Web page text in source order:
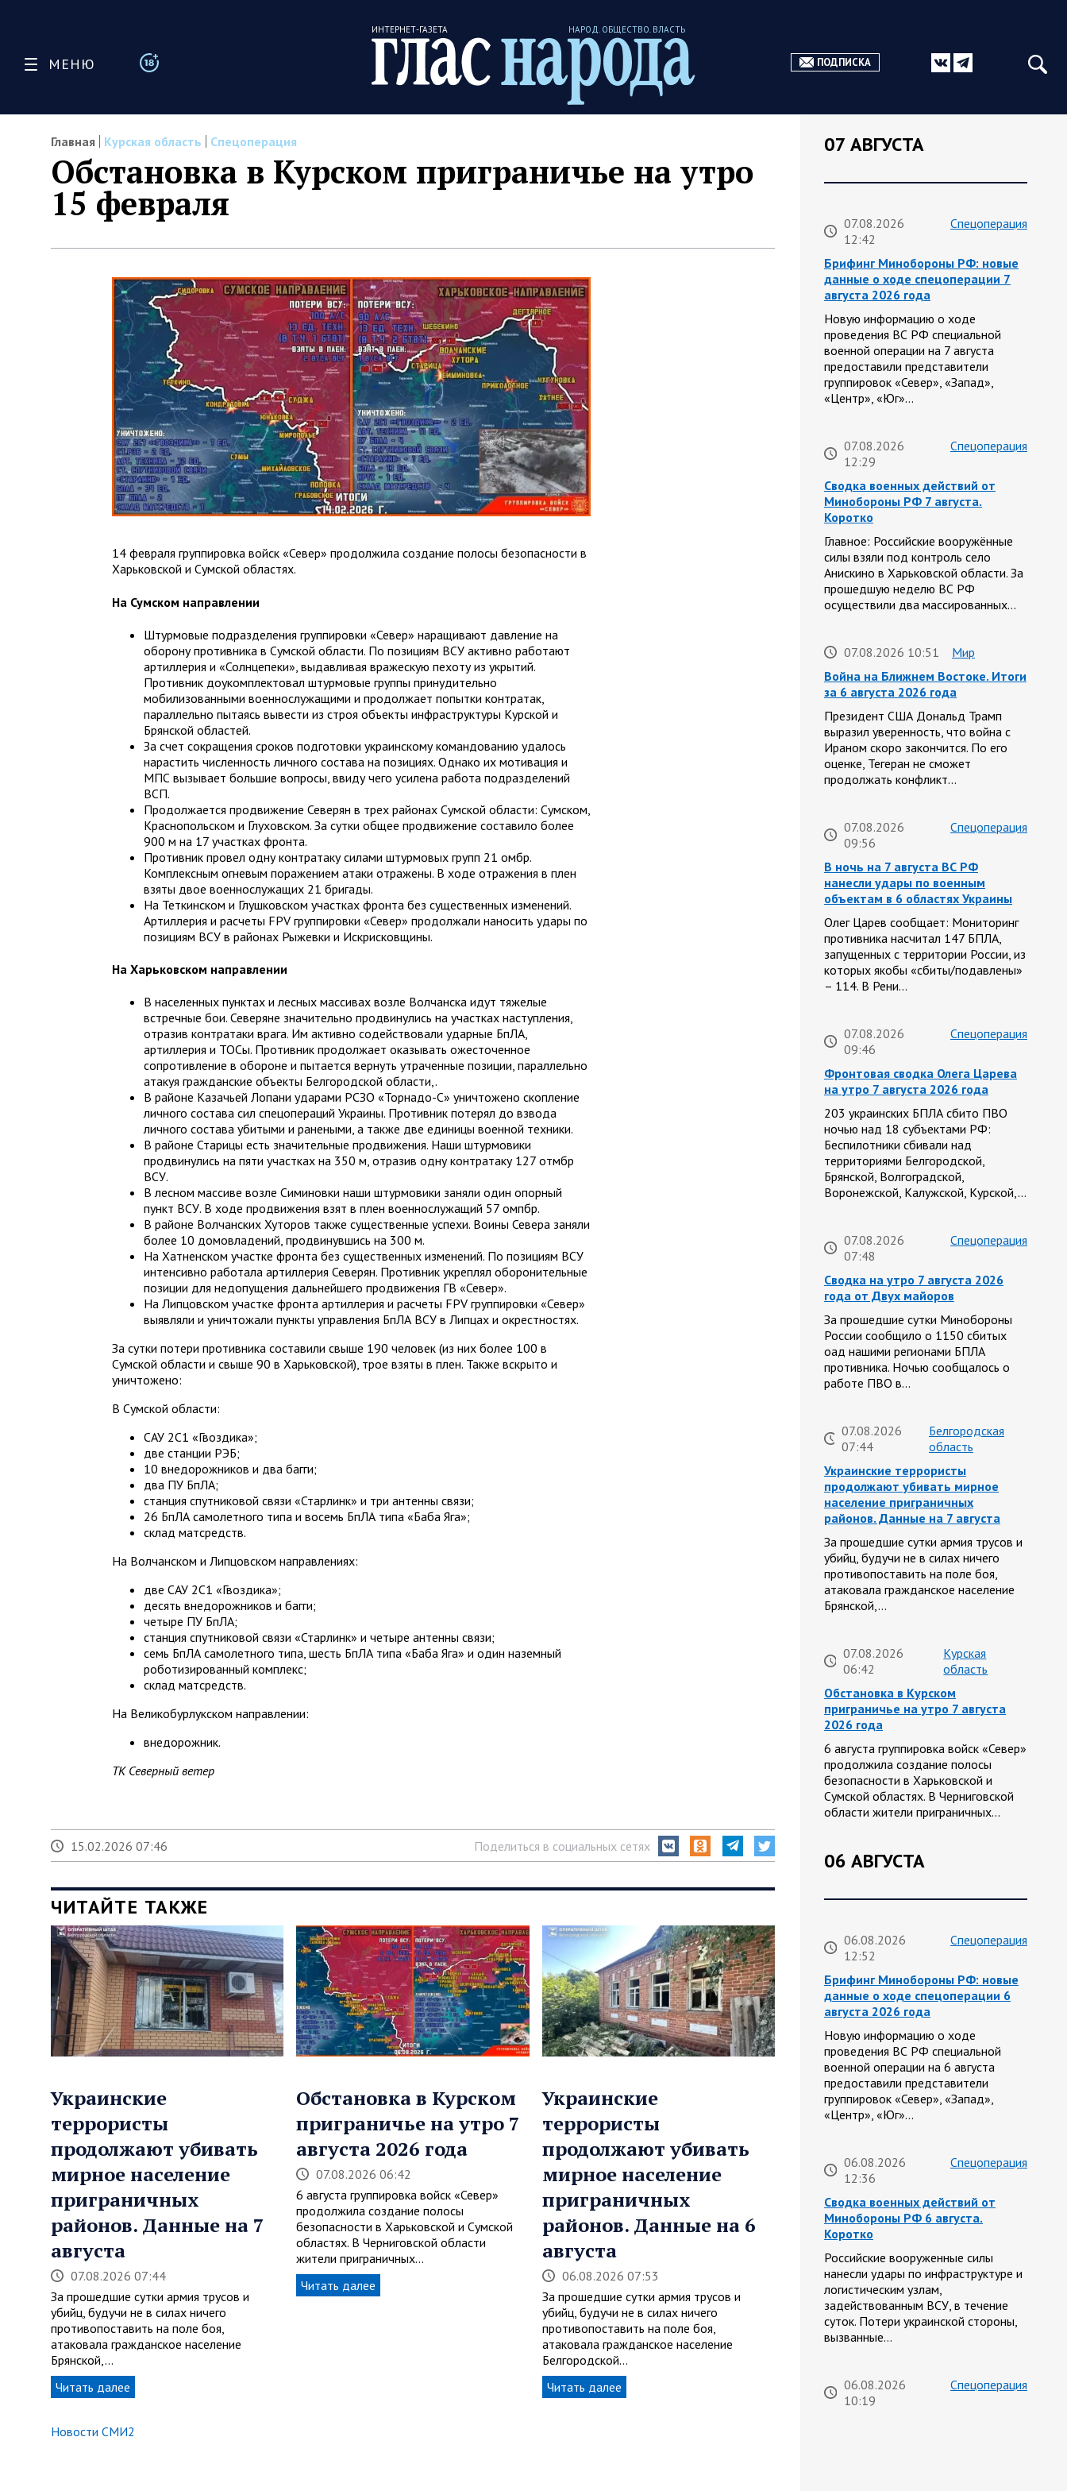
МЕНЮ
ИНТЕРНЕТ-ГАЗЕТА НАРОД. ОБЩЕСТВО. ВЛАСТЬ
ПОДПИСКА
Главная Курская область Спецоперация
Обстановка в Курском приграничье на утро
15 февраля
14 февраля группировка войск «Север» продолжила создание полосы безопасности в
Харьковской и Сумской областях.
На Сумском направлении
Штурмовые подразделения группировки «Север» наращивают давление на
оборону противника в Сумской области. По позициям ВСУ активно работают
артиллерия и «Солнцепеки», выдавливая вражескую пехоту из укрытий.
Противник доукомплектовал штурмовые группы принудительно
мобилизованными военнослужащими и продолжает попытки контратак,
параллельно пытаясь вывести из строя объекты инфраструктуры Курской и
Брянской областей.
За счет сокращения сроков подготовки украинскому командованию удалось
нарастить численность личного состава на позициях. Однако их мотивация и
МПС вызывает большие вопросы, ввиду чего усилена работа подразделений
ВСП.
Продолжается продвижение Северян в трех районах Сумской области: Сумском,
Краснопольском и Глуховском. За сутки общее продвижение составило более
900 м на 17 участках фронта.
Противник провел одну контратаку силами штурмовых групп 21 омбр.
Комплексным огневым поражением атаки отражены. В ходе отражения в плен
взяты двое военнослужащих 21 бригады.
На Теткинском и Глушковском участках фронта без существенных изменений.
Артиллерия и расчеты FPV группировки «Север» продолжали наносить удары по
позициям ВСУ в районах Рыжевки и Искрисковщины.
На Харьковском направлении
В населенных пунктах и лесных массивах возле Волчанска идут тяжелые
встречные бои. Северяне значительно продвинулись на участках наступления,
отразив контратаки врага. Им активно содействовали ударные БпЛА,
артиллерия и ТОСы. Противник продолжает оказывать ожесточенное
сопротивление в обороне и пытается вернуть утраченные позиции, параллельно
атакуя гражданские объекты Белгородской области,.
В районе Казачьей Лопани ударами РСЗО «Торнадо-С» уничтожено скопление
личного состава сил спецопераций Украины. Противник потерял до взвода
личного состава убитыми и ранеными, а также две единицы военной техники.
В районе Старицы есть значительные продвижения. Наши штурмовики
продвинулись на пяти участках на 350 м, отразив одну контратаку 127 отмбр
ВСУ.
В лесном массиве возле Симиновки наши штурмовики заняли один опорный
пункт ВСУ. В ходе продвижения взят в плен военнослужащий 57 омпбр.
В районе Волчанских Хуторов также существенные успехи. Воины Севера заняли
более 10 домовладений, продвинувшись на 300 м.
На Хатненском участке фронта без существенных изменений. По позициям ВСУ
интенсивно работала артиллерия Северян. Противник укреплял оборонительные
позиции для недопущения дальнейшего продвижения ГВ «Север».
На Липцовском участке фронта артиллерия и расчеты FPV группировки «Север»
выявляли и уничтожали пункты управления БпЛА ВСУ в Липцах и окрестностях.
За сутки потери противника составили свыше 190 человек (из них более 100 в
Сумской области и свыше 90 в Харьковской), трое взяты в плен. Также вскрыто и
уничтожено:
В Сумской области:
САУ 2С1 «Гвоздика»;
две станции РЭБ;
10 внедорожников и два багги;
два ПУ БпЛА;
станция спутниковой связи «Старлинк» и три антенны связи;
26 БпЛА самолетного типа и восемь БпЛА типа «Баба Яга»;
склад матсредств.
На Волчанском и Липцовском направлениях:
две САУ 2С1 «Гвоздика»;
десять внедорожников и багги;
четыре ПУ БпЛА;
станция спутниковой связи «Старлинк» и четыре антенны связи;
семь БпЛА самолетного типа, шесть БпЛА типа «Баба Яга» и один наземный
роботизированный комплекс;
склад матсредств.
На Великобурлукском направлении:
внедорожник.
ТК Северный ветер
15.02.2026 07:46 Поделиться в социальных сетях
ЧИТАЙТЕ ТАКЖЕ
Украинские
террористы
продолжают убивать
мирное население
приграничных
районов. Данные на 7
августа
07.08.2026 07:44
За прошедшие сутки армия трусов и
убийц, будучи не в силах ничего
противопоставить на поле боя,
атаковала гражданское население
Брянской,…
Читать далее
Обстановка в Курском
приграничье на утро 7
августа 2026 года
07.08.2026 06:42
6 августа группировка войск «Север»
продолжила создание полосы
безопасности в Харьковской и Сумской
областях. В Черниговской области
жители приграничных…
Читать далее
Украинские
террористы
продолжают убивать
мирное население
приграничных
районов. Данные на 6
августа
06.08.2026 07:53
За прошедшие сутки армия трусов и
убийц, будучи не в силах ничего
противопоставить на поле боя,
атаковала гражданское население
Белгородской…
Читать далее
Новости СМИ2
07 АВГУСТА
07.08.2026
12:42
Спецоперация
Брифинг Минобороны РФ: новые
данные о ходе спецоперации 7
августа 2026 года
Новую информацию о ходе
проведения ВС РФ специальной
военной операции на 7 августа
предоставили представители
группировок «Север», «Запад»,
«Центр», «Юг»…
07.08.2026
12:29
Спецоперация
Сводка военных действий от
Минобороны РФ 7 августа.
Коротко
Главное: Российские вооружённые
силы взяли под контроль село
Анискино в Харьковской области. За
прошедшую неделю ВС РФ
осуществили два массированных…
07.08.2026 10:51
Мир
Война на Ближнем Востоке. Итоги
за 6 августа 2026 года
Президент США Дональд Трамп
выразил уверенность, что война с
Ираном скоро закончится. По его
оценке, Тегеран не сможет
продолжать конфликт…
07.08.2026
09:56
Спецоперация
В ночь на 7 августа ВС РФ
нанесли удары по военным
объектам в 6 областях Украины
Олег Царев сообщает: Мониторинг
противника насчитал 147 БПЛА,
запущенных с территории России, из
которых якобы «сбиты/подавлены»
– 114. В Рени…
07.08.2026
09:46
Спецоперация
Фронтовая сводка Олега Царева
на утро 7 августа 2026 года
203 украинских БПЛА сбито ПВО
ночью над 18 субъектами РФ:
Беспилотники сбивали над
территориями Белгородской,
Брянской, Волгоградской,
Воронежской, Калужской, Курской,…
07.08.2026
07:48
Спецоперация
Сводка на утро 7 августа 2026
года от Двух майоров
За прошедшие сутки Минобороны
России сообщило о 1150 сбитых
оад нашими регионами БПЛА
противника. Ночью сообщалось о
работе ПВО в…
07.08.2026
07:44
Белгородская
область
Украинские террористы
продолжают убивать мирное
население приграничных
районов. Данные на 7 августа
За прошедшие сутки армия трусов и
убийц, будучи не в силах ничего
противопоставить на поле боя,
атаковала гражданское население
Брянской,…
07.08.2026
06:42
Курская
область
Обстановка в Курском
приграничье на утро 7 августа
2026 года
6 августа группировка войск «Север»
продолжила создание полосы
безопасности в Харьковской и
Сумской областях. В Черниговской
области жители приграничных…
06 АВГУСТА
06.08.2026
12:52
Спецоперация
Брифинг Минобороны РФ: новые
данные о ходе спецоперации 6
августа 2026 года
Новую информацию о ходе
проведения ВС РФ специальной
военной операции на 6 августа
предоставили представители
группировок «Север», «Запад»,
«Центр», «Юг»…
06.08.2026
12:36
Спецоперация
Сводка военных действий от
Минобороны РФ 6 августа.
Коротко
Российские вооруженные силы
нанесли удары по инфраструктуре и
логистическим узлам,
задействованным ВСУ, в течение
суток. Потери украинской стороны,
вызванные…
06.08.2026
10:19
Спецоперация